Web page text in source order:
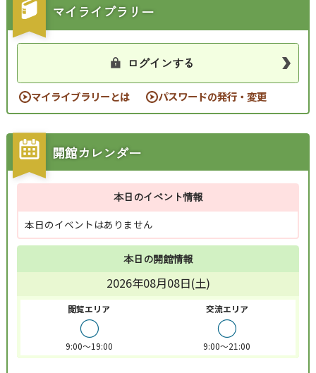
マイライブラリー
ログインする
マイライブラリーとは パスワードの発行・変更
開館カレンダー
本日のイベント情報
本日のイベントはありません
本日の開館情報
2026年08月08日(土)
閲覧エリア
○
9:00～19:00
交流エリア
○
9:00～21:00